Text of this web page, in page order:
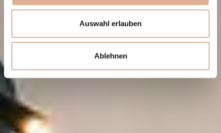
Auswahl erlauben
Ablehnen